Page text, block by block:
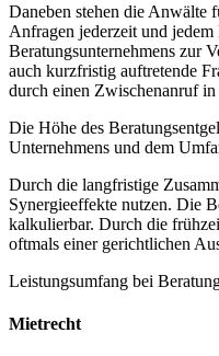
Daneben stehen die Anwälte
Anfragen jederzeit und jedem
Beratungsunternehmens zur
auch kurzfristig auftretende
durch einen Zwischenanruf
Die Höhe des
Unternehmens und dem
Durch die langfristige
Synergieeffekte nutzen. Die
kalkulierbar. Durch die
oftmals einer gerichtlichen
Leistungsumfang bei
Mietrecht